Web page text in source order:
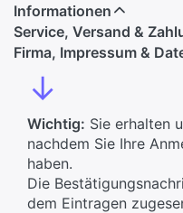
Informationen
Service, Versand &
Firma, Impressum &
↓
Wichtig: Sie erhalten
nachdem Sie Ihre
haben.
Die
dem Eintragen